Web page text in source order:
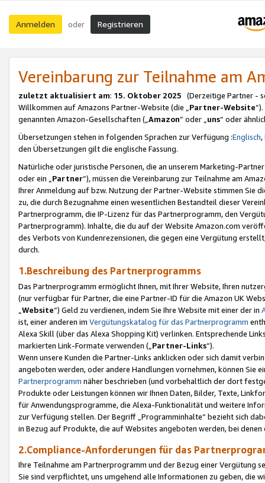
Anmelden oder Registrieren
Vereinbarung zur Teilnahme am
zuletzt aktualisiert am: 15. Oktober 2025 (Derzeitige Partner -
Willkommen auf Amazons Partner-Website (die „Partner-Website
genannten Amazon-Gesellschaften („Amazon“ oder „uns“ oder
Übersetzungen stehen in folgenden Sprachen zur Verfügung :Englisch,
den Übersetzungen gilt die englische Fassung.
Natürliche oder juristische Personen, die an unserem Marketing-
oder ein „Partner“), müssen die Vereinbarung zur Teilnahme am
Ihrer Anmeldung auf bzw. Nutzung der Partner-Website stimmen Sie
zu, die durch Bezugnahme einen wesentlichen Bestandteil dieser
Partnerprogramm, die IP-Lizenz für das Partnerprogramm, den
Partnerprogramm). Inhalte, die du auf der Website Amazon.com
des Verbots von Kundenrezensionen, die gegen eine Vergütung
durch.
1.Beschreibung des Partnerprogramms
Das Partnerprogramm ermöglicht Ihnen, mit Ihrer Website, Ihren
(nur verfügbar für Partner, die eine Partner-ID für die Amazon UK
Website“) Geld zu verdienen, indem Sie Ihre Website mit einer der in
ist, einer anderen im Vergütungskatalog für das Partnerprogramm
Alexa Skill (über das Alexa Shopping Kit) verlinken. Entsprechende
markierten Link-Formate verwenden („ Partner-Links“).
Wenn unsere Kunden die Partner-Links anklicken oder sich damit
angeboten werden, oder andere Handlungen vornehmen, können Sie
Partnerprogramm näher beschrieben (und vorbehaltlich der dort
Produkte oder Leistungen können wir Ihnen Daten, Bilder, Texte,
für Anwendungsprogramme, die Alexa-Funktionalität und weitere
zur Verfügung stellen. Der Begriff „Programminhalte“ bezieht sich
in Bezug auf Produkte, die auf Websites angeboten werden, bei
2.Compliance-Anforderungen für das
Ihre Teilnahme am Partnerprogramm und der Bezug einer Vergütung
Sie sind verpflichtet, uns umgehend alle Informationen zu geben, die